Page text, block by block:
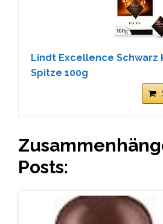
Lindt Excellence Schwarz
Spitze 100g
Posts: